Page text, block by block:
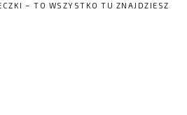
– TO WSZYSTKO TU ZNAJDZIESZ